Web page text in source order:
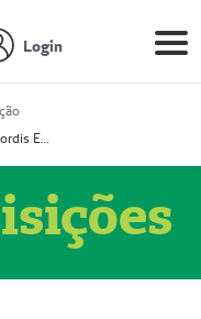
Login
Prestador Decordis Exames Cardiológicos LTDA (51004347-4)